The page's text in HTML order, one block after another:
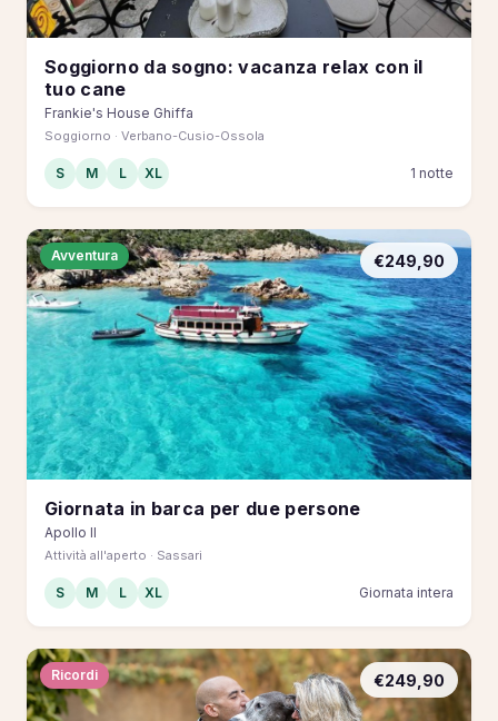
Soggiorno da sogno: vacanza relax con il
tuo cane
Frankie's House Ghiffa
Soggiorno · Verbano-Cusio-Ossola
S M L XL 1 notte
Avventura €249,90
Giornata in barca per due persone
Apollo II
Attività all'aperto · Sassari
S M L XL Giornata intera
Ricordi €249,90